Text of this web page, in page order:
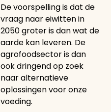
De voorspelling is dat de
vraag naar eiwitten in
2050 groter is dan wat de
aarde kan leveren. De
agrofoodsector is dan
ook dringend op zoek
naar alternatieve
oplossingen voor onze
voeding.